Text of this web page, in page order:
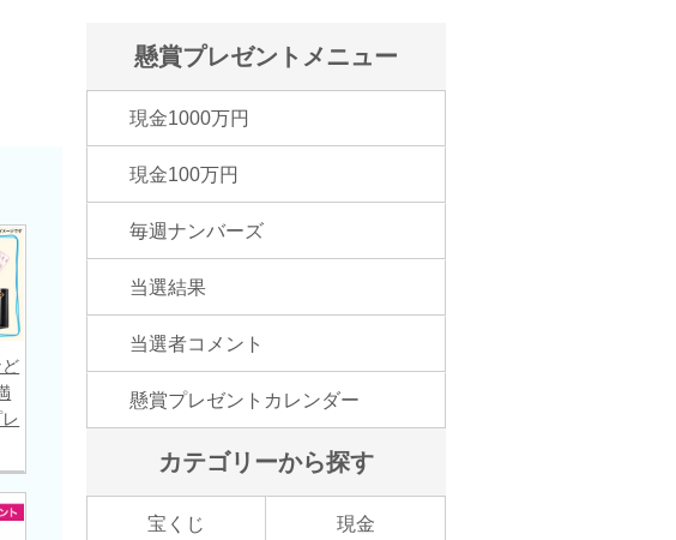
懸賞プレゼントメニュー
現金1000万円
現金100万円
毎週ナンバーズ
当選結果
当選者コメント
懸賞プレゼントカレンダー
カテゴリーから探す
宝くじ 現金